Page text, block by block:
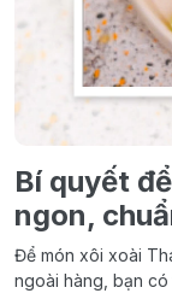
Bí quyết
ngon,
Để món xôi xoài
ngoài hàng, bạn có